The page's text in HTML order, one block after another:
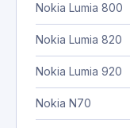
Nokia Lumia 800
Nokia Lumia 820
Nokia Lumia 920
Nokia N70